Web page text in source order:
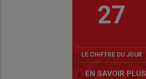
27
LE CHIFFRE DU JOUR
EN SAVOIR PLUS